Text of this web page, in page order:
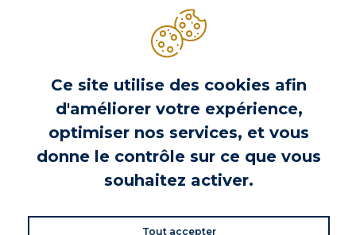
Ce site utilise des cookies afin
d'améliorer votre expérience,
optimiser nos services, et vous
donne le contrôle sur ce que vous
souhaitez activer.
Tout accepter